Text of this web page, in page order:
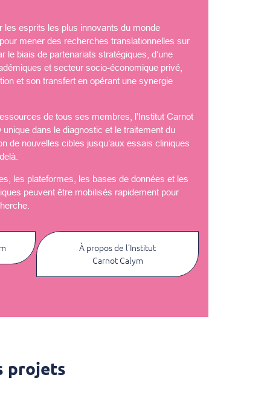
esprits les plus innovants du monde
mener des recherches translationnelles sur
le biais de partenariats stratégiques, d’une
et secteur socio-économique privé,
et son transfert en opérant une synergie
de tous ses membres, l’Institut Carnot
dans le diagnostic et le traitement du
de nouvelles cibles jusqu’aux essais cliniques
les plateformes, les bases de données et les
peuvent être mobilisés rapidement pour
À propos de l’Institut
Carnot Calym
projets